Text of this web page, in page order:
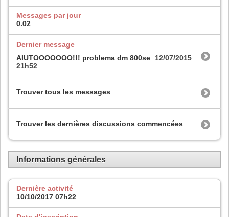
Messages par jour
0.02
Dernier message
AIUTOOOOOOO!!! problema dm 800se
12/07/2015
21h52
Trouver tous les messages
Trouver les dernières discussions commencées
Informations générales
Dernière activité
10/10/2017 07h22